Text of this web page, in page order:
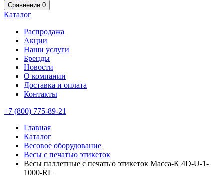
Сравнение 0
Каталог
Распродажа
Акции
Наши услуги
Бренды
Новости
О компании
Доставка и оплата
Контакты
+7 (800) 775-89-21
Главная
Каталог
Весовое оборудование
Весы с печатью этикеток
Весы паллетные с печатью этикеток Масса-К 4D-U-1-
1000-RL